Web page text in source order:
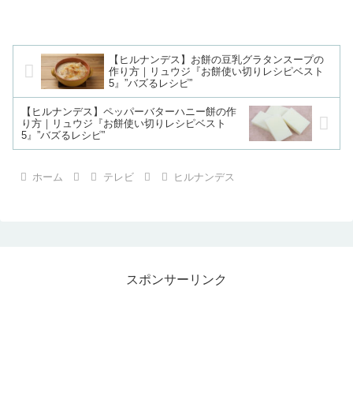
【ヒルナンデス】お餅の豆乳グラタンスープの
作り方｜リュウジ『お餅使い切りレシピベスト
5』”バズるレシピ”
【ヒルナンデス】ペッパーバターハニー餅の作
り方｜リュウジ『お餅使い切りレシピベスト
5』”バズるレシピ”
ホーム テレビ ヒルナンデス
スポンサーリンク